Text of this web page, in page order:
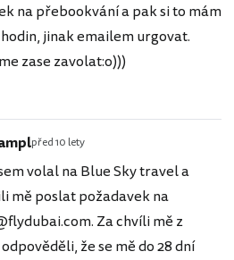
na přebookvání a pak si to mám
jinak emailem urgovat.
zase zavolat:o)))
před 10 lety
volal na Blue Sky travel a
mě poslat požadavek na
Za chvíli mě z
že se mě do 28 dní